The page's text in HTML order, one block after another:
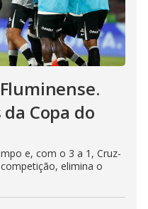
Copa do
e, com o 3 a 1, Cruz-
elimina o